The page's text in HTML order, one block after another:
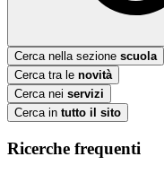
Cerca nella sezione scuola
Cerca tra le novità
Cerca nei servizi
Cerca in tutto il sito
Ricerche frequenti